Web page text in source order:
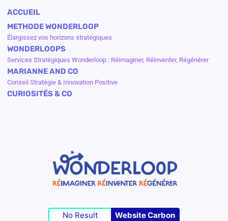
ACCUEIL
METHODE WONDERLOOP
Élargissez vos horizons stratégiques
WONDERLOOPS
Services Stratégiques Wonderloop : Réimaginer, Réinventer, Régénérer
MARIANNE AND CO
Conseil Stratégie & Innovation Positive
CURIOSITÉS & CO
No Result Website Carbon